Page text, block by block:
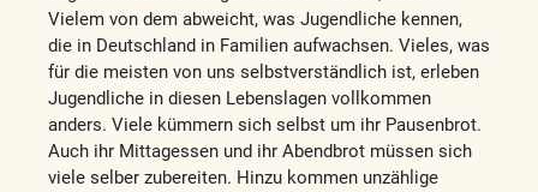
Vielem von dem abweicht, was Jugendliche kennen,
die in Deutschland in Familien aufwachsen. Vieles, was
für die meisten von uns selbstverständlich ist, erleben
Jugendliche in diesen Lebenslagen vollkommen
anders. Viele kümmern sich selbst um ihr Pausenbrot.
Auch ihr Mittagessen und ihr Abendbrot müssen sich
viele selber zubereiten. Hinzu kommen unzählige